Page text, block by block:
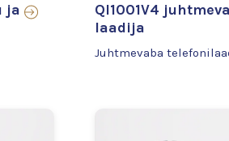
ja
QI1001V4
laadija
Juhtmevaba